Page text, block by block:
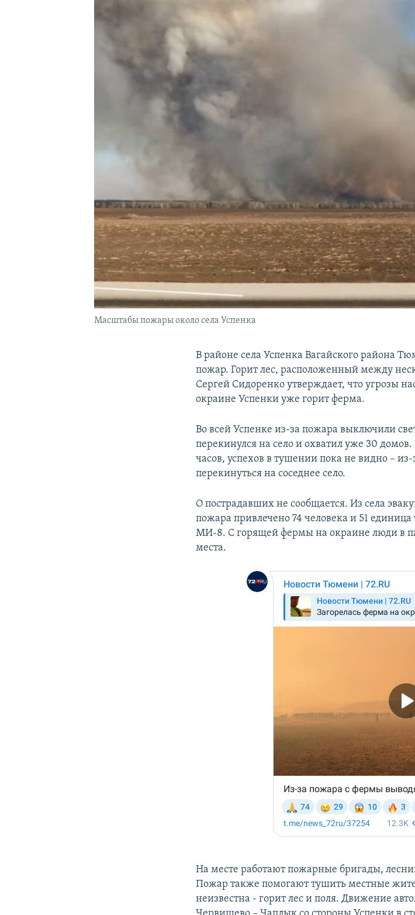
ПОДПИШИТЕСЬ НА РАССЫЛКУ
Масштабы пожары около села Успенка
В районе села Успенка Вагайского района
пожар. Горит лес, расположенный между
Сергей Сидоренко утверждает, что угрозы
окраине Успенки уже горит ферма.
Во всей Успенке из-за пожара выключили
перекинулся на село и охватил уже 30
часов, успехов в тушении пока не видно – из-
перекинуться на соседнее село.
О пострадавших не сообщается. Из села
пожара привлечено 74 человека и 51
МИ-8. С горящей фермы на окраине люди в
места.
На месте работают пожарные бригады,
Пожар также помогают тушить местные
неизвестна - горит лес и поля. Движение